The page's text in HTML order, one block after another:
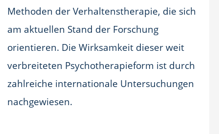
Methoden der Verhaltenstherapie, die sich
am aktuellen Stand der Forschung
orientieren. Die Wirksamkeit dieser weit
verbreiteten Psychotherapieform ist durch
zahlreiche internationale Untersuchungen
nachgewiesen.